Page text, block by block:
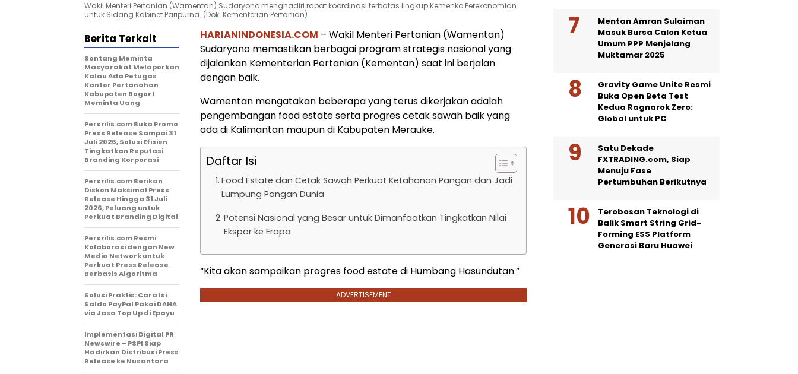
Wakil Menteri Pertanian (Wamentan) Sudaryono menghadiri rapat koordinasi terbatas lingkup Kemenko Perekonomian
untuk Sidang Kabinet Paripurna. (Dok. Kementerian Pertanian)
HARIANINDONESIA.COM – Wakil Menteri Pertanian (Wamentan)
Sudaryono memastikan berbagai program strategis nasional yang
dijalankan Kementerian Pertanian (Kementan) saat ini berjalan
dengan baik.
Wamentan mengatakan beberapa yang terus dikerjakan adalah
pengembangan food estate serta progres cetak sawah baik yang
ada di Kalimantan maupun di Kabupaten Merauke.
Daftar Isi
Food Estate dan Cetak Sawah Perkuat Ketahanan Pangan dan Jadi
Lumpung Pangan Dunia
Potensi Nasional yang Besar untuk Dimanfaatkan Tingkatkan Nilai
Ekspor ke Eropa
“Kita akan sampaikan progres food estate di Humbang Hasundutan.”
ADVERTISEMENT
Berita Terkait
Sontang Meminta
Masyarakat Melaporkan
Kalau Ada Petugas
Kantor Pertanahan
Kabupaten Bogor I
Meminta Uang
Persrilis.com Buka Promo
Press Release Sampai 31
Juli 2026, Solusi Efisien
Tingkatkan Reputasi
Branding Korporasi
Persrilis.com Berikan
Diskon Maksimal Press
Release Hingga 31 Juli
2026, Peluang untuk
Perkuat Branding Digital
Persrilis.com Resmi
Kolaborasi dengan New
Media Network untuk
Perkuat Press Release
Berbasis Algoritma
Solusi Praktis: Cara Isi
Saldo PayPal Pakai DANA
via Jasa Top Up di Epayu
Implementasi Digital PR
Newswire – PSPI Siap
Hadirkan Distribusi Press
Release ke Nusantara
Mentan Amran Sulaiman
Masuk Bursa Calon Ketua
Umum PPP Menjelang
Muktamar 2025
Gravity Game Unite Resmi
Buka Open Beta Test
Kedua Ragnarok Zero:
Global untuk PC
Satu Dekade
FXTRADING.com, Siap
Menuju Fase
Pertumbuhan Berikutnya
Terobosan Teknologi di
Balik Smart String Grid-
Forming ESS Platform
Generasi Baru Huawei